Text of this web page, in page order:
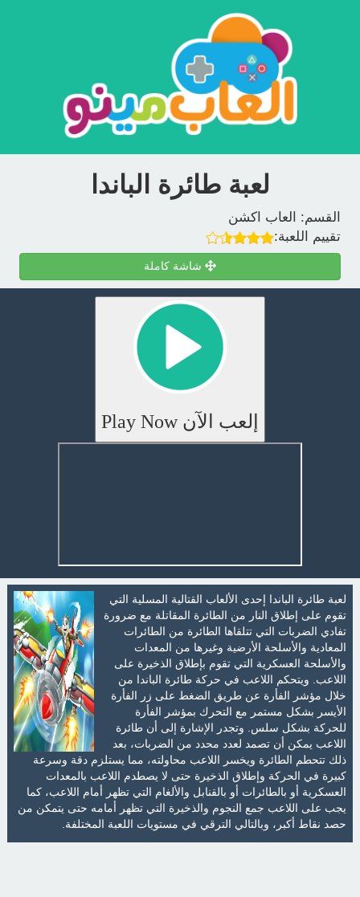
لعبة طائرة الباندا
القسم:
العاب اكشن
تقييم اللعبة:
شاشة كاملة
إلعب الآن Play Now
لعبة طائرة الباندا إحدى الألعاب القتالية المسلية التي
تقوم على إطلاق النار من الطائرة المقاتلة مع ضرورة
تفادي الضربات التي تتلقاها الطائرة من الطائرات
المعادية والأسلحة الأرضية وغيرها من المعدات
والأسلحة العسكرية التي تقوم بإطلاق الذخيرة على
اللاعب. ويتحكم اللاعب في حركة طائرة الباندا من
خلال مؤشر الفأرة عن طريق الضغط على زر الفأرة
الأيسر بشكل مستمر مع التحرك بمؤشر الفأرة
للحركة بشكل سلس. وتجدر الإشارة إلى أن طائرة
اللاعب يمكن أن تصمد لعدد محدد من الضربات، بعد
ذلك تتحطم الطائرة ويخسر اللاعب محاولته، مما يستلزم دقة وسرعة
كبيرة في الحركة وإطلاق الذخيرة حتى لا يصطدم اللاعب بالمعدات
العسكرية أو بالطائرات أو بالقنابل والألغام التي تظهر أمام اللاعب، كما
يجب على اللاعب جمع النجوم والذخيرة التي تظهر أمامه حتى يتمكن من
حصد نقاط أكبر، وبالتالي الترقي في مستويات اللعبة المختلفة.